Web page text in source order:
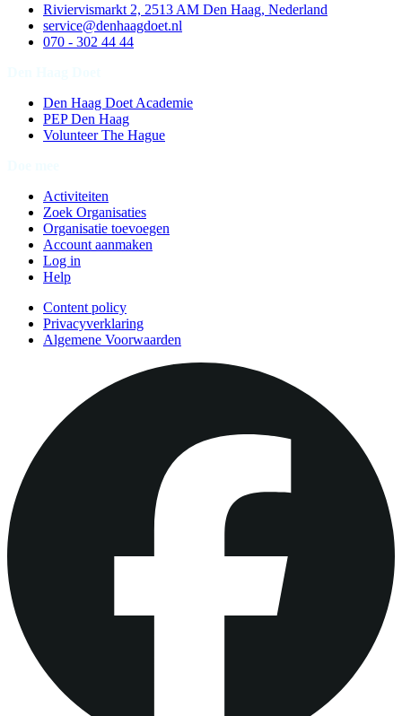
Riviervismarkt 2, 2513 AM Den Haag, Nederland
service@denhaagdoet.nl
070 - 302 44 44
Den Haag Doet Academie
PEP Den Haag
Volunteer The Hague
Activiteiten
Zoek Organisaties
Organisatie toevoegen
Account aanmaken
Log in
Help
Content policy
Privacyverklaring
Algemene Voorwaarden